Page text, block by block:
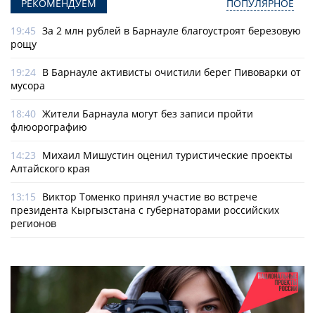
РЕКОМЕНДУЕМ ПОПУЛЯРНОЕ
19:45 За 2 млн рублей в Барнауле благоустроят березовую
рощу
19:24 В Барнауле активисты очистили берег Пивоварки от
мусора
18:40 Жители Барнаула могут без записи пройти
флюорографию
14:23 Михаил Мишустин оценил туристические проекты
Алтайского края
13:15 Виктор Томенко принял участие во встрече
президента Кыргызстана с губернаторами российских
регионов